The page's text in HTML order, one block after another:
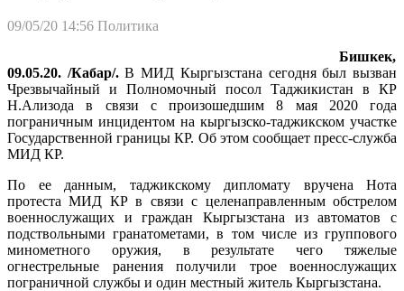
09/05/20 14:56 Политика
Бишкек,
09.05.20. /Кабар/.В МИД Кыргызстана сегодня был вызван
Чрезвычайный и Полномочный посол Таджикистан в КР
Н.Ализода в связи с произошедшим 8 мая 2020 года
пограничным инцидентом на кыргызско-таджикском участке
Государственной границы КР. Об этом сообщает пресс-служба
МИД КР.
По ее данным, таджикскому дипломату вручена Нота
протеста МИД КР в связи с целенаправленным обстрелом
военнослужащих и граждан Кыргызстана из автоматов с
подствольными гранатометами, в том числе из группового
минометного оружия, в результате чего тяжелые
огнестрельные ранения получили трое военнослужащих
пограничной службы и один местный житель Кыргызстана.